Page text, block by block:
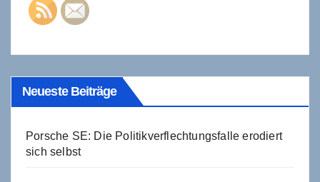
Neueste Beiträge
Porsche SE: Die Politikverflechtungsfalle erodiert
sich selbst